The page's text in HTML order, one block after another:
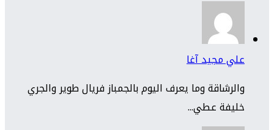
علي مجيد آغا
والرشاقة وما يعرف اليوم بالجمباز فريال طوير والجري
خليفة عطي...